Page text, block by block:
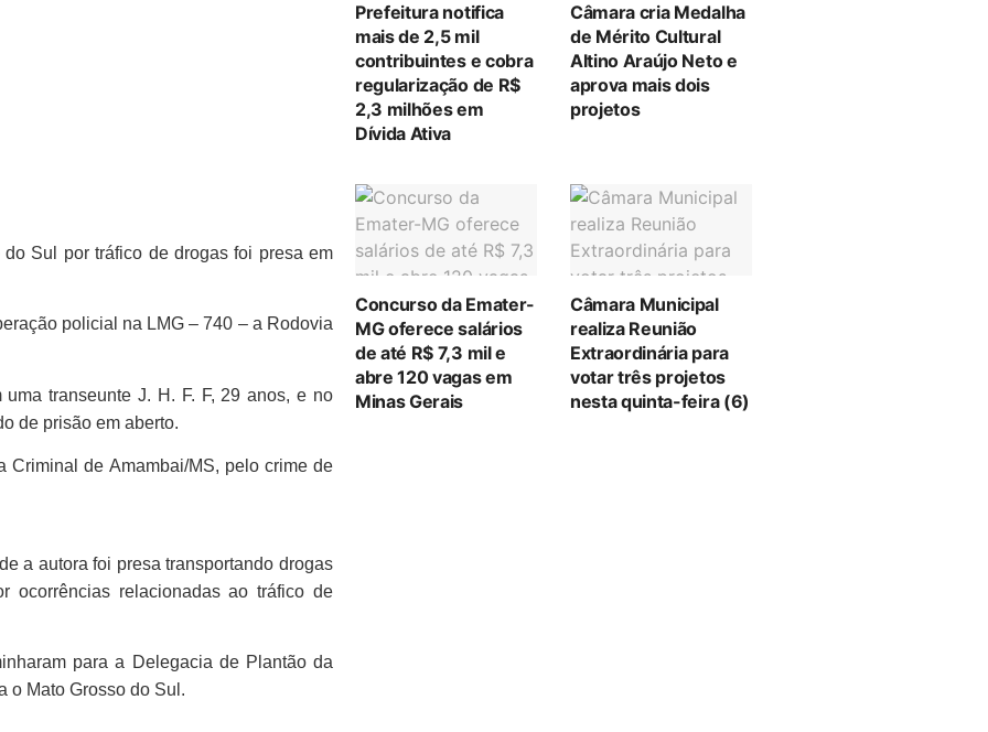
Sul por tráfico de drogas foi presa em
policial na LMG – 740 – a Rodovia
transeunte J. H. F. F, 29 anos, e no
de prisão em aberto.
Criminal de Amambai/MS, pelo crime de
a autora foi presa transportando drogas
ocorrências relacionadas ao tráfico de
para a Delegacia de Plantão da
o Mato Grosso do Sul.
Prefeitura notifica
mais de 2,5 mil
contribuintes e cobra
regularização de R$
2,3 milhões em
Dívida Ativa
Câmara cria Medalha
de Mérito Cultural
Altino Araújo Neto e
aprova mais dois
projetos
Concurso da Emater-
MG oferece salários
de até R$ 7,3 mil e
abre 120 vagas em
Minas Gerais
Câmara Municipal
realiza Reunião
Extraordinária para
votar três projetos
nesta quinta-feira (6)